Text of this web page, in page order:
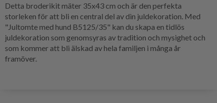
Detta broderikit mäter 35x43 cm och är den perfekta
storleken för att bli en central del av din juldekoration. Med
"Jultomte med hund B5125/35" kan du skapa en tidlös
juldekoration som genomsyras av tradition och mysighet och
som kommer att bli älskad av hela familjen i många år
framöver.